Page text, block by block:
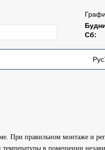
Сб:
Рус
При правильном монтаже и
температуры в помещении